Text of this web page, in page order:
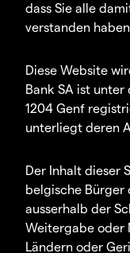
dass Sie alle
verstanden
Diese Website
Bank SA ist unter
1204 Genf
unterliegt deren
Der Inhalt dieser
belgische Bürger
ausserhalb der
Weitergabe oder
Ländern oder